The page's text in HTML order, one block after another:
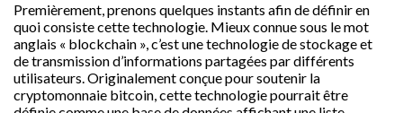
Premièrement, prenons quelques instants afin de définir en
quoi consiste cette technologie. Mieux connue sous le mot
anglais « blockchain », c’est une technologie de stockage et
de transmission d’informations partagées par différents
utilisateurs. Originalement conçue pour soutenir la
cryptomonnaie bitcoin, cette technologie pourrait être